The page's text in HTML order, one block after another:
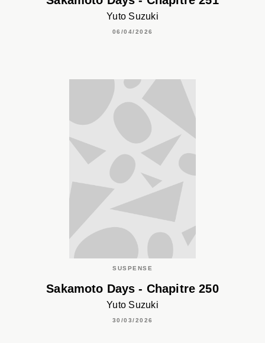
Yuto Suzuki
06/04/2026
SUSPENSE
Sakamoto Days - Chapitre 250
Yuto Suzuki
30/03/2026